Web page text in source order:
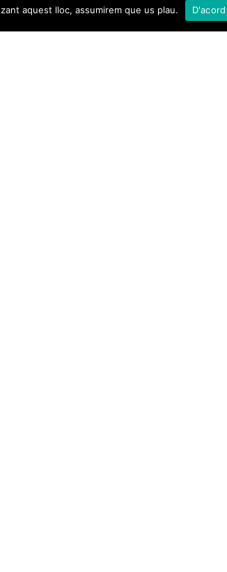
aquest lloc, assumirem que us plau. D'acord